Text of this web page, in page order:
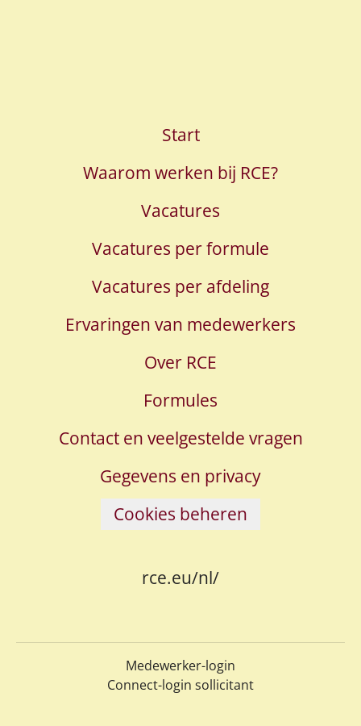
Start
Waarom werken bij RCE?
Vacatures
Vacatures per formule
Vacatures per afdeling
Ervaringen van medewerkers
Over RCE
Formules
Contact en veelgestelde vragen
Gegevens en privacy
Cookies beheren
rce.eu/nl/
Medewerker-login
Connect-login sollicitant